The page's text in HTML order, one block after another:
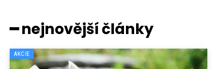
━ nejnovější články
AKCIE